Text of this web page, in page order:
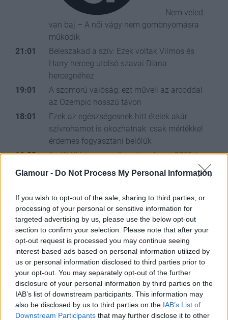
Glamour - Do Not Process My Personal Information
If you wish to opt-out of the sale, sharing to third parties, or
processing of your personal or sensitive information for
targeted advertising by us, please use the below opt-out
section to confirm your selection. Please note that after your
opt-out request is processed you may continue seeing
interest-based ads based on personal information utilized by
us or personal information disclosed to third parties prior to
your opt-out. You may separately opt-out of the further
disclosure of your personal information by third parties on the
IAB’s list of downstream participants. This information may
also be disclosed by us to third parties on the IAB’s List of
Downstream Participants that may further disclose it to other
Nem veled
van baj – A női vágy nem gombnyomásra
működik
21:01
Beleszakad a szív: Ezek voltak Vilmos és
Harry herceg utolsó szavai Diana
hercegnéhez
19:01
A szomorú valóság: ezt műveli az arcoddal
az Ozempic hosszú távon
18:01
Ezek az egészségesnek hitt ételek akár
szívrohamot is okozhatnak: csak mértékkel
érdemes fogyasztani belőlük
16:02
5 időtálló napszemüveg trend, ami 2025-ben
is tarol
túlélő vagyok”
14:01
Heti horoszkóp: Ezeknek a csillagjegyeknek
fordulat várható a szerelmi életében - július 7-
13
13:32